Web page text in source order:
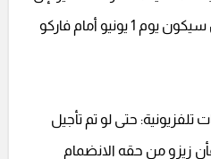
أن اللقاء الأخير للفريق الأبيض سيكون يوم 1 يونيو أمام فاركو
حتى لو تم تأجيل
إلى 5 يونيو، فأن زيزو من حقه الانضمام